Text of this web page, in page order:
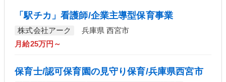
「駅チカ」看護師/企業主導型保育事業
株式会社アーク
兵庫県 西宮市
月給25万円～
保育士/認可保育園の見守り保育/兵庫県西宮市